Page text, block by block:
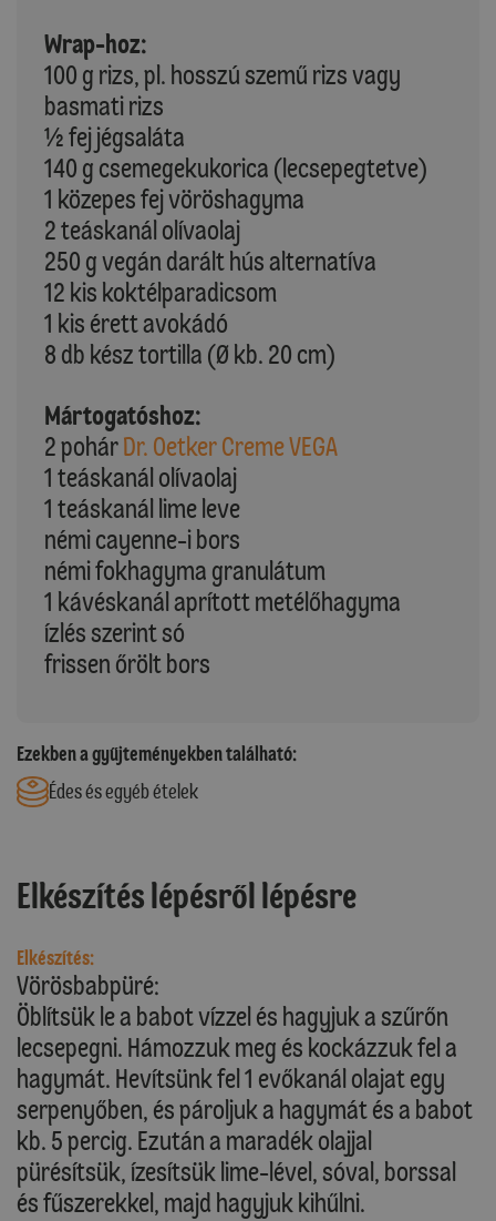
Wrap-hoz:
100 g rizs, pl. hosszú szemű rizs vagy
basmati rizs
½ fej jégsaláta
140 g csemegekukorica (lecsepegtetve)
1 közepes fej vöröshagyma
2 teáskanál olívaolaj
250 g vegán darált hús alternatíva
12 kis koktélparadicsom
1 kis érett avokádó
8 db kész tortilla (Ø kb. 20 cm)
Mártogatóshoz:
2 pohárDr. Oetker Creme VEGA
1 teáskanál olívaolaj
1 teáskanál lime leve
némi cayenne-i bors
némi fokhagyma granulátum
1 kávéskanál aprított metélőhagyma
ízlés szerint só
frissen őrölt bors
Ezekben a gyűjteményekben található:
Édes és egyéb ételek
Elkészítés lépésről lépésre
Elkészítés:
Vörösbabpüré:
Öblítsük le a babot vízzel és hagyjuk a szűrőn
lecsepegni. Hámozzuk meg és kockázzuk fel a
hagymát. Hevítsünk fel 1 evőkanál olajat egy
serpenyőben, és pároljuk a hagymát és a babot
kb. 5 percig. Ezután a maradék olajjal
pürésítsük, ízesítsük lime-lével, sóval, borssal
és fűszerekkel, majd hagyjuk kihűlni.